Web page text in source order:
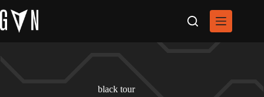
para
o
conteúdo
black tour